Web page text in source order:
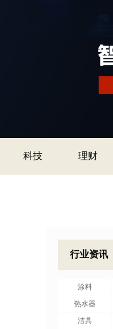
科技 理财
行业资讯
涂料
热水器
洁具